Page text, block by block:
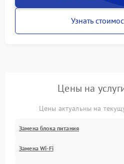
Узнать
Цены на
Цены актуальны на
Замена блока питания
Замена Wi-Fi